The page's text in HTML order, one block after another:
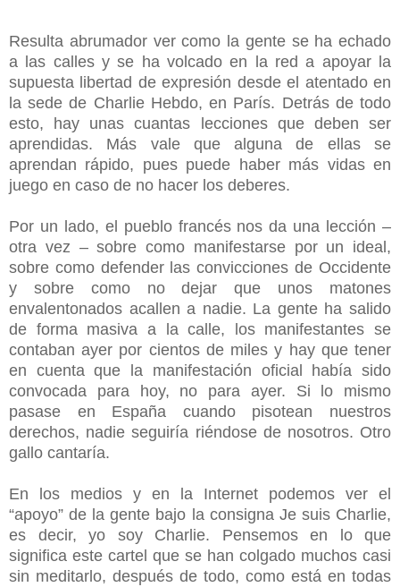
Resulta abrumador ver como la gente se ha echado
a las calles y se ha volcado en la red a apoyar la
supuesta libertad de expresión desde el atentado en
la sede de Charlie Hebdo, en París. Detrás de todo
esto, hay unas cuantas lecciones que deben ser
aprendidas. Más vale que alguna de ellas se
aprendan rápido, pues puede haber más vidas en
juego en caso de no hacer los deberes.
Por un lado, el pueblo francés nos da una lección –
otra vez – sobre como manifestarse por un ideal,
sobre como defender las convicciones de Occidente
y sobre como no dejar que unos matones
envalentonados acallen a nadie. La gente ha salido
de forma masiva a la calle, los manifestantes se
contaban ayer por cientos de miles y hay que tener
en cuenta que la manifestación oficial había sido
convocada para hoy, no para ayer. Si lo mismo
pasase en España cuando pisotean nuestros
derechos, nadie seguiría riéndose de nosotros. Otro
gallo cantaría.
En los medios y en la Internet podemos ver el
“apoyo” de la gente bajo la consigna Je suis Charlie,
es decir, yo soy Charlie. Pensemos en lo que
significa este cartel que se han colgado muchos casi
sin meditarlo, después de todo, como está en todas